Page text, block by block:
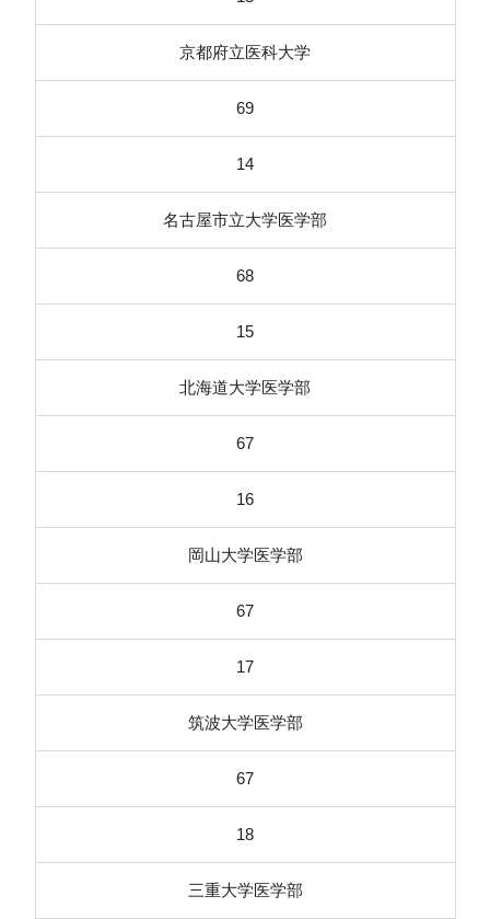
京都府立医科大学
69
14
名古屋市立大学医学部
68
15
北海道大学医学部
67
16
岡山大学医学部
67
17
筑波大学医学部
67
18
三重大学医学部